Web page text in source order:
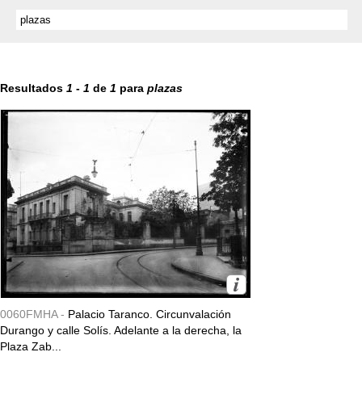
Resultados 1 - 1 de 1 para plazas
0060FMHA - Palacio Taranco. Circunvalación
Durango y calle Solís. Adelante a la derecha, la
Plaza Zab...